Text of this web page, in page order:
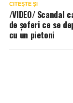
CITEȘTE ȘI
/VIDEO/ Scandal
de șoferi ce se
cu un pietoni